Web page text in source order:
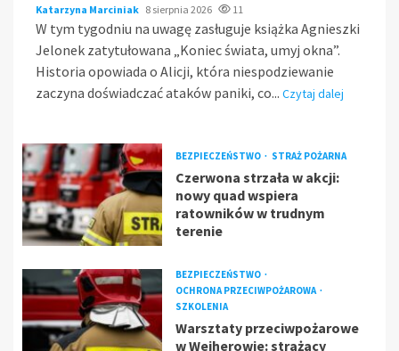
Katarzyna Marciniak 8 sierpnia 2026 11
W tym tygodniu na uwagę zasługuje książka Agnieszki
Jelonek zatytułowana „Koniec świata, umyj okna”.
Historia opowiada o Alicji, która niespodziewanie
zaczyna doświadczać ataków paniki, co... Czytaj dalej
BEZPIECZEŃSTWO STRAŻ POŻARNA
Czerwona strzała w akcji:
nowy quad wspiera
ratowników w trudnym
terenie
BEZPIECZEŃSTWO
OCHRONA PRZECIWPOŻAROWA
SZKOLENIA
Warsztaty przeciwpożarowe
w Wejherowie: strażacy